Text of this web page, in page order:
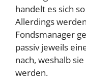
handelt es sich
Allerdings
Fondsmanager
passiv jeweils
nach, weshalb
werden.